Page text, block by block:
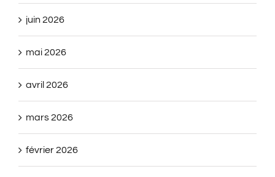
juin 2026
mai 2026
avril 2026
mars 2026
février 2026